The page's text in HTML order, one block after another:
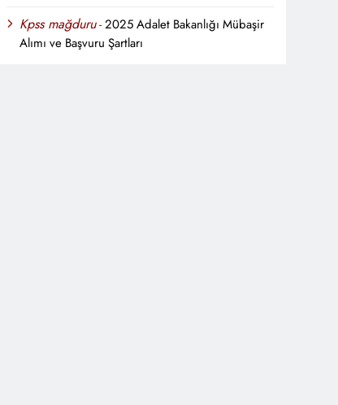
Kpss mağduru-2025 Adalet Bakanlığı Mübaşir
Alımı ve Başvuru Şartları